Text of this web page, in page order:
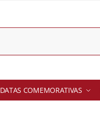
DATAS COMEMORATIVAS